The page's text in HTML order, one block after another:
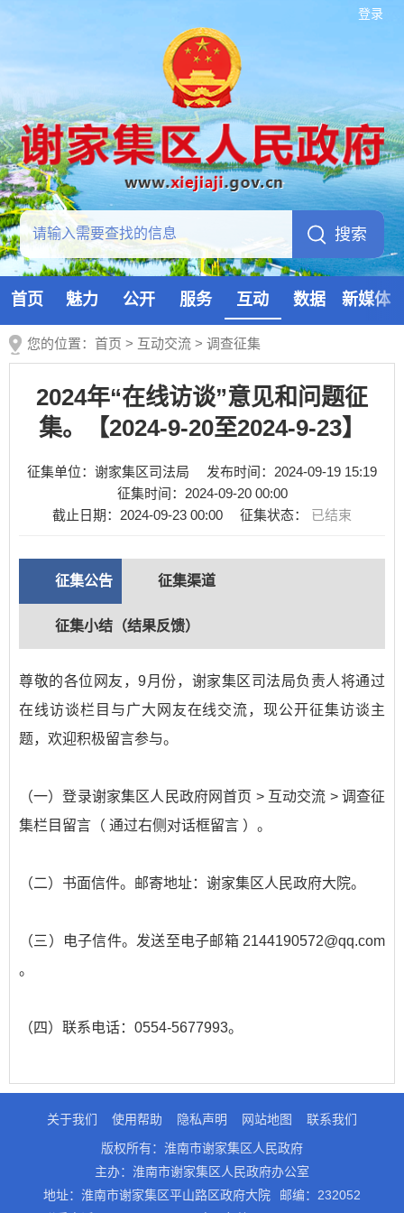
登录
首页 魅力 公开 服务 互动 数据 新媒体
您的位置： 首页 > 互动交流 > 调查征集
2024年“在线访谈”意见和问题征
集。【2024-9-20至2024-9-23】
征集单位：谢家集区司法局 发布时间： 2024-09-19 15:19
征集时间： 2024-09-20 00:00
截止日期： 2024-09-23 00:00 征集状态： 已结束
征集公告 征集渠道
征集小结（结果反馈）
尊敬的各位网友，9月份，谢家集区司法局负责人将通过
在线访谈栏目与广大网友在线交流，现公开征集访谈主
题，欢迎积极留言参与。
（一）登录谢家集区人民政府网首页 > 互动交流 > 调查征
集栏目留言（ 通过右侧对话框留言 ）。
（二）书面信件。邮寄地址：谢家集区人民政府大院。
（三）电子信件。发送至电子邮箱 2144190572@qq.com
。
（四）联系电话：0554-5677993。
关于我们 使用帮助 隐私声明 网站地图
联系我们
版权所有：淮南市谢家集区人民政府
主办：淮南市谢家集区人民政府办公室
地址：淮南市谢家集区平山路区政府大院
邮编：232052